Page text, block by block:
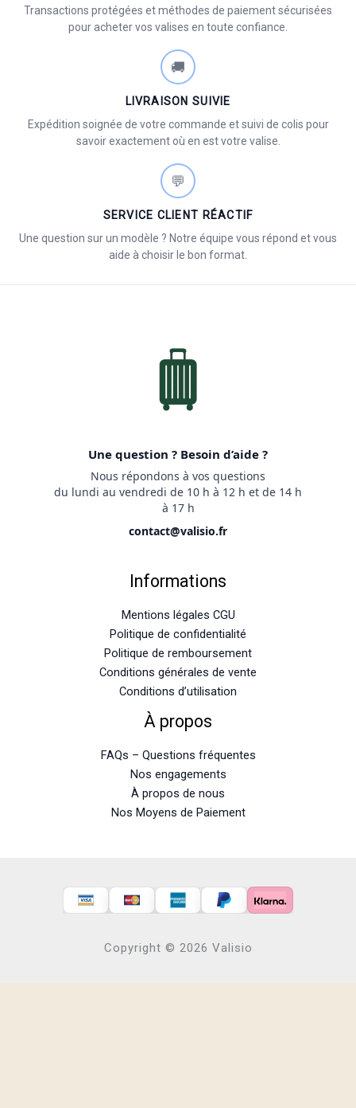
Transactions protégées et méthodes de paiement sécurisées
pour acheter vos valises en toute confiance.
🚚
LIVRAISON SUIVIE
Expédition soignée de votre commande et suivi de colis pour
savoir exactement où en est votre valise.
💬
SERVICE CLIENT RÉACTIF
Une question sur un modèle ? Notre équipe vous répond et vous
aide à choisir le bon format.
Une question ? Besoin d’aide ?
Nous répondons à vos questions
du lundi au vendredi de 10 h à 12 h et de 14 h
à 17 h
contact@valisio.fr
Informations
Mentions légales CGU
Politique de confidentialité
Politique de remboursement
Conditions générales de vente
Conditions d’utilisation
À propos
FAQs – Questions fréquentes
Nos engagements
À propos de nous
Nos Moyens de Paiement
Copyright © 2026 Valisio